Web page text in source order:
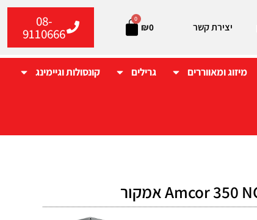
יצירת קשר ₪0
0
08-
9110666
מיזוג ומאווררים גרילים קונסולות וגיימינג